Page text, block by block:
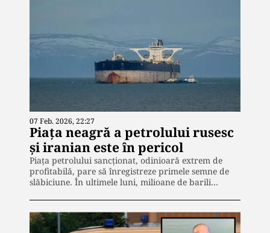
07 Feb. 2026, 22:27
Piața neagră a petrolului rusesc
și iranian este în pericol
Piața petrolului sancționat, odinioară extrem de
profitabilă, pare să înregistreze primele semne de
slăbiciune. În ultimele luni, milioane de barili…